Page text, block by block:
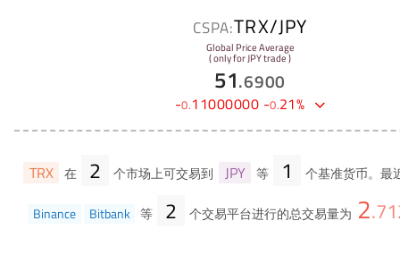
CSPA:TRX/JPY
Global Price Average
( only for JPY trade )
51.6900
-0.11000000 -0.21%
TRX 在 2 个市场上可交易到 JPY 等 1 个基准货币。最
Binance Bitbank 等 2 个交易平台进行的总交易量为 2.